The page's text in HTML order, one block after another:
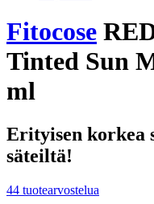
Fitocose
Tinted Sun
ml
Erityisen korkea
säteiltä!
44 tuotearvostelua